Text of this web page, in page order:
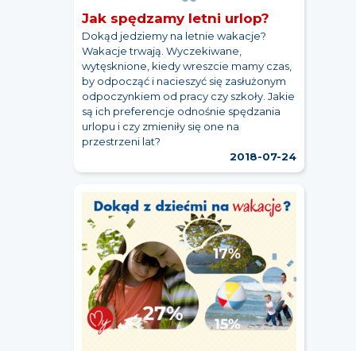
Jak spędzamy letni urlop?
Dokąd jedziemy na letnie wakacje?
Wakacje trwają. Wyczekiwane,
wytęsknione, kiedy wreszcie mamy czas,
by odpocząć i nacieszyć się zasłużonym
odpoczynkiem od pracy czy szkoły. Jakie
są ich preferencje odnośnie spędzania
urlopu i czy zmieniły się one na
przestrzeni lat?
2018-07-24